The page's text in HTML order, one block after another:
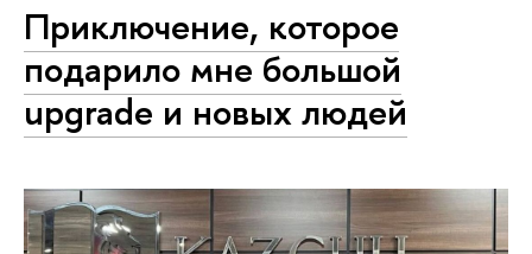
Приключение, которое
подарило мне большой
upgrade и новых людей